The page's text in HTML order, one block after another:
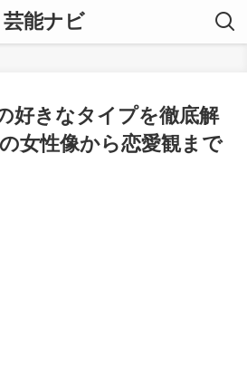
芸能ナビ
好きなタイプを徹底解
女性像から恋愛観まで